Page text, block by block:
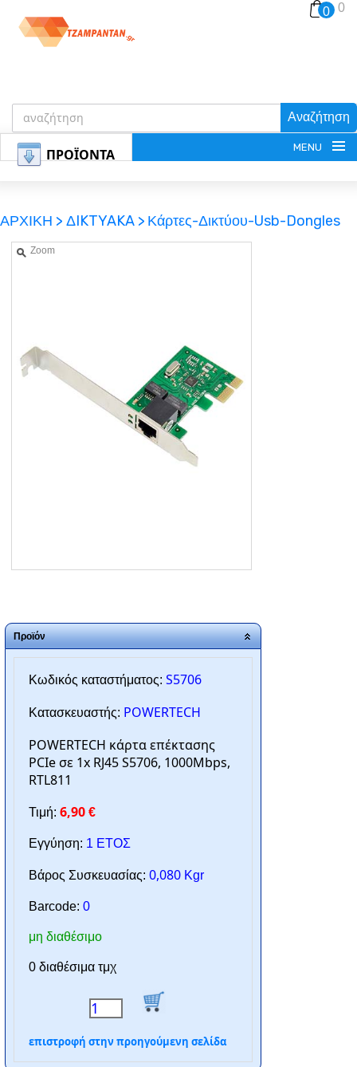
Αναζήτηση
0 0
ΠΡΟΪΟΝΤΑ MENU
ΚΑΛΑΘΙ-ΑΓΟΡΩΝ
ΑΡΧΙΚΗ > ΔIKTYAKA > Κάρτες-Δικτύου-Usb-Dongles
Zoom
Προϊόν
Κωδικός καταστήματος: S5706
Κατασκευαστής: POWERTECH
POWERTECH κάρτα επέκτασης
PCIe σε 1x RJ45 S5706, 1000Mbps,
RTL811
Τιμή: 6,90 €
Εγγύηση: 1 ΕΤΟΣ
Βάρος Συσκευασίας: 0,080 Kgr
Barcode: 0
μη διαθέσιμο
0 διαθέσιμα τμχ
επιστροφή στην προηγούμενη σελίδα